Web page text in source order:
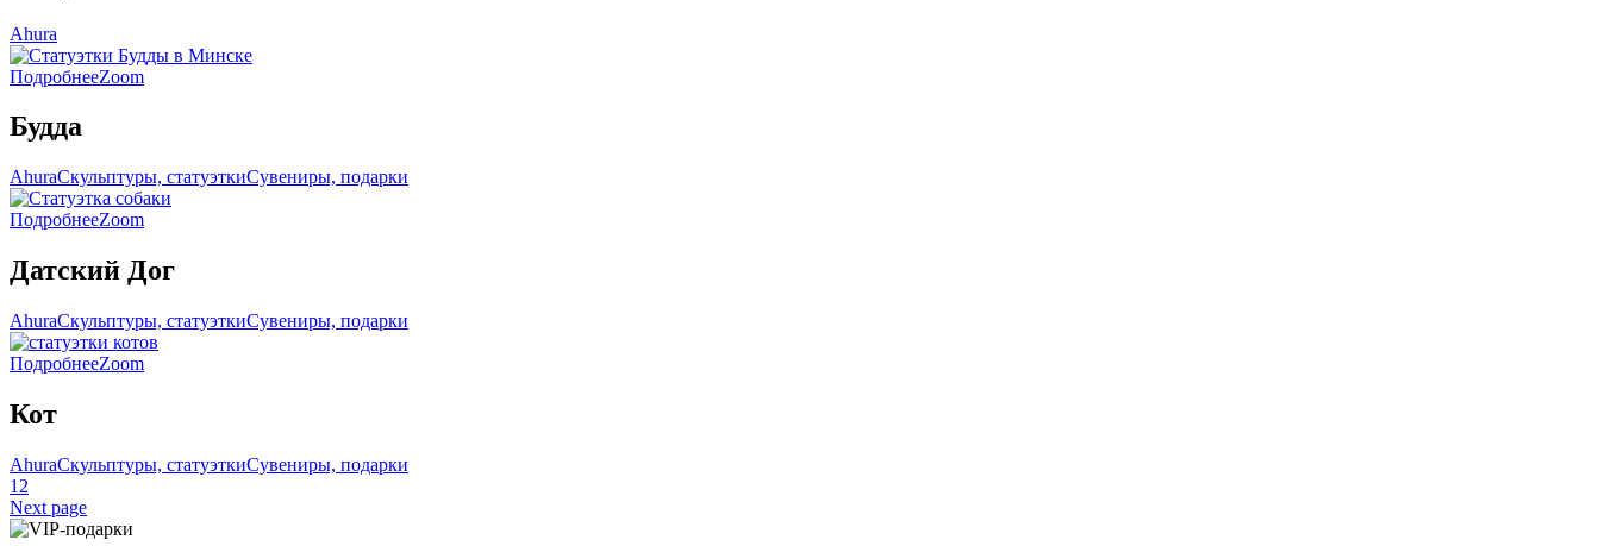
Ahura
ПодробнееZoom
Будда
AhuraСкульптуры, статуэткиСувениры, подарки
ПодробнееZoom
Датский Дог
AhuraСкульптуры, статуэткиСувениры, подарки
ПодробнееZoom
Кот
AhuraСкульптуры, статуэткиСувениры, подарки
1 2
Next page